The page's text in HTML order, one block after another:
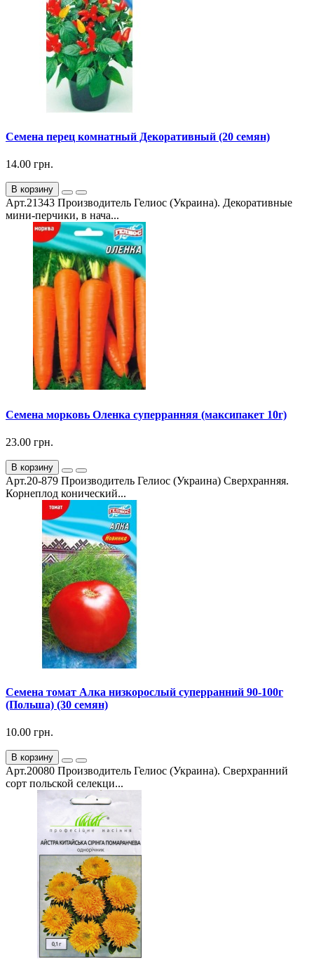
Семена перец комнатный Декоративный (20 семян)
14.00 грн.
В корзину
Арт.21343 Производитель Гелиос (Украина). Декоративные
мини-перчики, в нача...
Семена морковь Оленка суперранняя (максипакет 10г)
23.00 грн.
В корзину
Арт.20-879 Производитель Гелиос (Украина) Сверхранняя.
Корнеплод конический...
Семена томат Алка низкорослый суперранний 90-100г
(Польша) (30 семян)
10.00 грн.
В корзину
Арт.20080 Производитель Гелиос (Украина). Сверхранний
сорт польской селекци...